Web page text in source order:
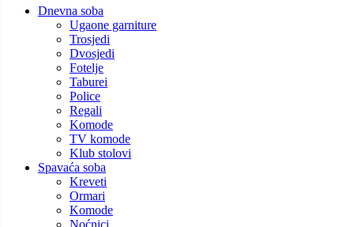
Dnevna soba
Ugaone garniture
Trosjedi
Dvosjedi
Fotelje
Taburei
Police
Regali
Komode
TV komode
Klub stolovi
Spavaća soba
Kreveti
Ormari
Komode
Noćnici